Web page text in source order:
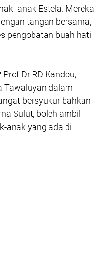
anak Estela. Mereka
tangan bersama,
pengobatan buah hati
Dr RD Kandou,
Tawaluyan dalam
bersyukur bahkan
Sulut, boleh ambil
anak yang ada di